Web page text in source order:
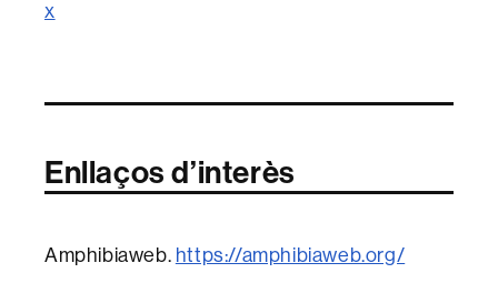
x
Enllaços d’interès
Amphibiaweb. https://amphibiaweb.org/